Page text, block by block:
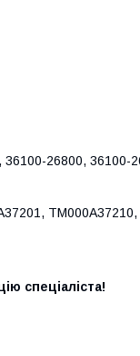
26800, 36100-
спеціаліста!